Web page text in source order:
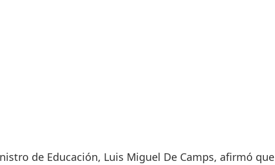
de Educación, Luis Miguel De Camps, afirmó que